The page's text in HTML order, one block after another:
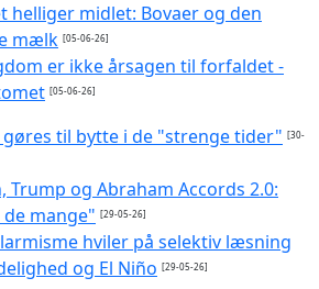
helliger midlet: Bovaer og den
mælk [05-06-26]
er ikke årsagen til forfaldet -
[05-06-26]
gøres til bytte i de "strenge tider" [30-
Trump og Abraham Accords 2.0:
mange" [29-05-26]
hviler på selektiv læsning
og El Niño [29-05-26]